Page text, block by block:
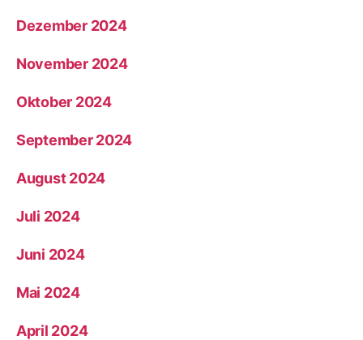
Dezember 2024
November 2024
Oktober 2024
September 2024
August 2024
Juli 2024
Juni 2024
Mai 2024
April 2024